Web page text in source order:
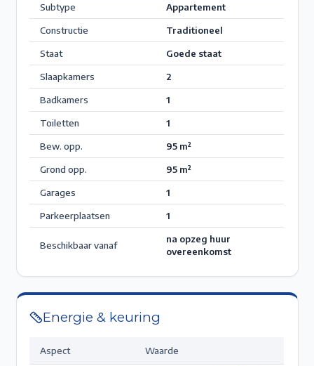
Subtype
Appartement
Constructie
Traditioneel
Staat
Goede staat
Slaapkamers
2
Badkamers
1
Toiletten
1
Bew. opp.
95 m²
Grond opp.
95 m²
Garages
1
Parkeerplaatsen
1
Beschikbaar vanaf
na opzeg huur
overeenkomst
Energie & keuring
Aspect Waarde